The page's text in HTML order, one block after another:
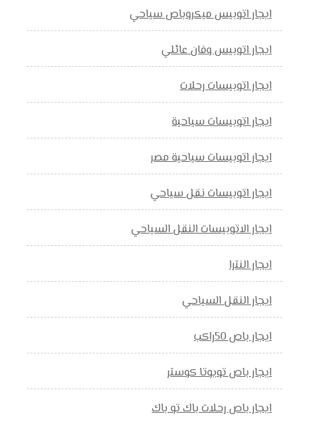
ايجار اتوبيس ميكروباص سياحي
ايجار اتوبيس وفان عائلي
ايجار اتوبيسات رحلات
ايجار اتوبيسات سياحية
ايجار اتوبيسات سياحية مصر
ايجار اتوبيسات نقل سياحي
ايجار الاتوبيسات النقل السياحي
ايجار النترا
ايجار النقل السياحي
ايجار باص 50راكب
ايجار باص تويوتا كوستر
ايجار باص رحلات باك تو باك